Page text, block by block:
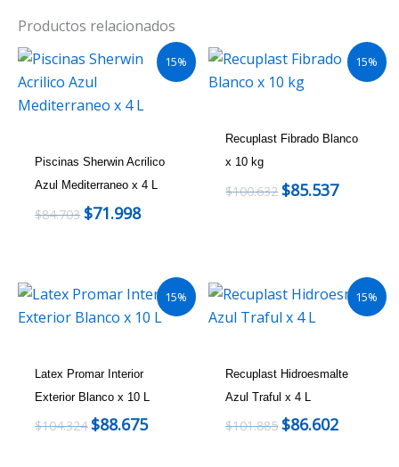
Productos relacionados
15%
Piscinas Sherwin Acrilico
Azul Mediterraneo x 4 L
$84.703 $71.998
15%
Recuplast Fibrado Blanco
x 10 kg
$100.632 $85.537
15%
Latex Promar Interior
Exterior Blanco x 10 L
$104.324 $88.675
15%
Recuplast Hidroesmalte
Azul Traful x 4 L
$101.885 $86.602